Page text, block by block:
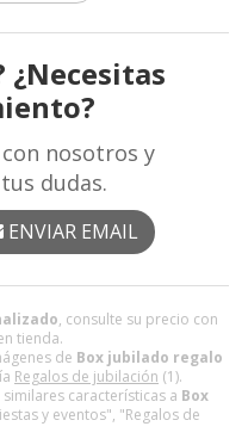
, consulte su precio con
tienda.
de Box jubilado regalo
Regalos de jubilación (1).
características a Box
y eventos", "Regalos de
¿Necesitas
nosotros y
dudas.
ENVIAR EMAIL